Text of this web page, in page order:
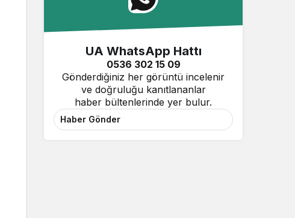
UA WhatsApp Hattı
0536 302 15 09
Gönderdiğiniz her görüntü incelenir
ve doğruluğu kanıtlananlar
haber bültenlerinde yer bulur.
Haber Gönder